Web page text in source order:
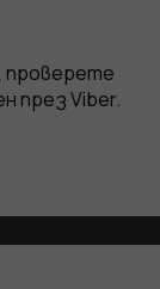
проверете
през Viber.